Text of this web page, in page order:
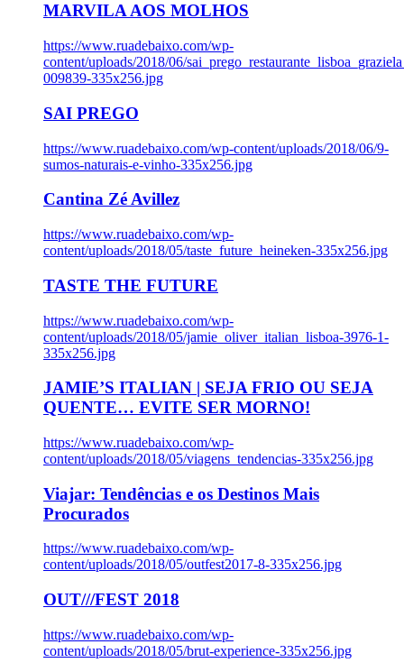
MARVILA AOS MOLHOS
https://www.ruadebaixo.com/wp-
content/uploads/2018/06/
009839-335x256.jpg
SAI PREGO
https://www.ruadebaixo.com/wp-content/uploads/2018/06/9-
sumos-naturais-e-vinho-335x256.jpg
Cantina Zé Avillez
https://www.ruadebaixo.com/wp-
content/uploads/2018/05/taste_future_heineken-335x256.jpg
TASTE THE FUTURE
https://www.ruadebaixo.com/wp-
content/uploads/2018/05/jamie_oliver_italian_lisboa-3976-1-
335x256.jpg
JAMIE’S ITALIAN | SEJA FRIO OU SEJA
QUENTE… EVITE SER MORNO!
https://www.ruadebaixo.com/wp-
content/uploads/2018/05/viagens_tendencias-335x256.jpg
Viajar: Tendências e os Destinos Mais
Procurados
https://www.ruadebaixo.com/wp-
content/uploads/2018/05/outfest2017-8-335x256.jpg
OUT///FEST 2018
https://www.ruadebaixo.com/wp-
content/uploads/2018/05/brut-experience-335x256.jpg